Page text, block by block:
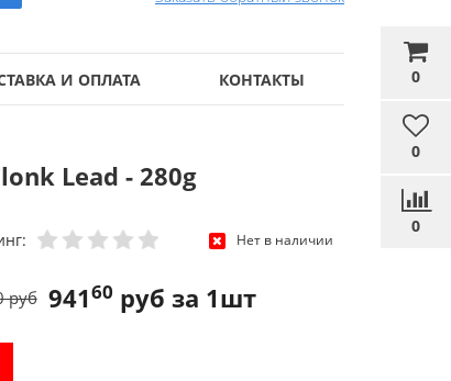
0
0
0
И ОПЛАТА КОНТАКТЫ
Lead - 280g
Нет в наличии
94160 руб за 1шт
руб